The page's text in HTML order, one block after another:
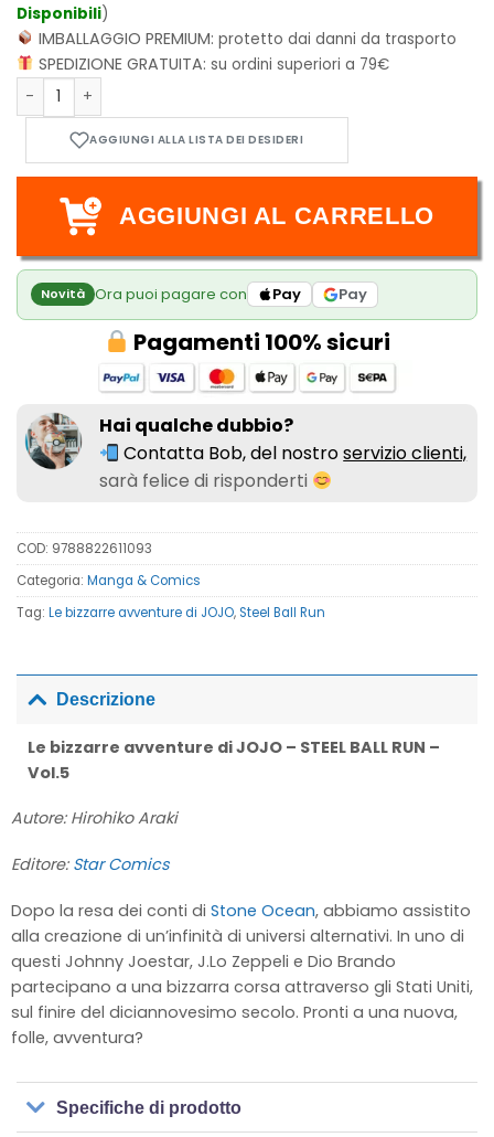
Disponibili)
IMBALLAGGIO PREMIUM:protetto dai danni da trasporto
SPEDIZIONE GRATUITA:su ordini superiori a 79€
Le bizzarre avventure di JOJO - STEEL BALL RUN - Vol.5
AGGIUNGI AL CARRELLO
Novità Ora puoi pagare con Pay Pay
Pagamenti 100% sicuri
Hai qualche dubbio?
Contatta Bob, del nostroservizio clienti,
sarà felice di risponderti
COD: 9788822611093
Categoria: Manga & Comics
Tag: Le bizzarre avventure di JOJO, Steel Ball Run
Descrizione
Le bizzarre avventure di JOJO – STEEL BALL RUN –
Vol.5
Autore: Hirohiko Araki
Editore: Star Comics
Dopo la resa dei conti di Stone Ocean, abbiamo assistito
alla creazione di un’infinità di universi alternativi. In uno di
questi Johnny Joestar, J.Lo Zeppeli e Dio Brando
partecipano a una bizzarra corsa attraverso gli Stati Uniti,
sul finire del diciannovesimo secolo. Pronti a una nuova,
folle, avventura?
Specifiche di prodotto